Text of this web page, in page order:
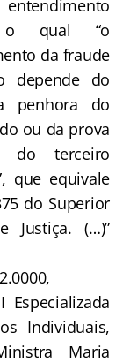
o qual “o
da fraude
depende do
penhora do
ou da prova
do terceiro
que equivale
do Superior
Justiça. (…)”
Especializada
Individuais,
Maria